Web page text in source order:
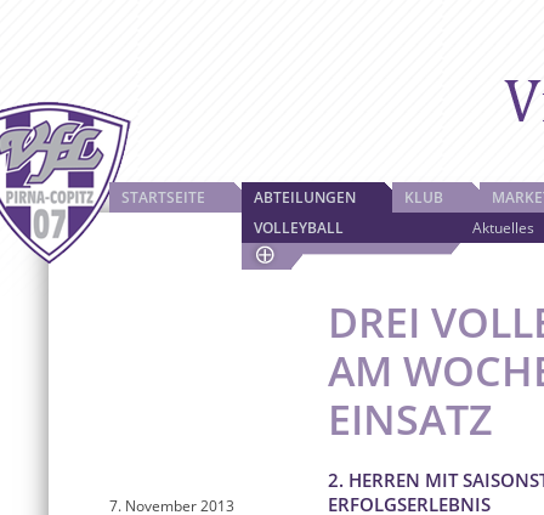
STARTSEITE
ABTEILUNGEN
VOLLEYBALL
Aktuelles
KLUB
DREI
AM
EINSATZ
2. HERREN MIT
ERFOLGSERLEBNIS
7. November 2013